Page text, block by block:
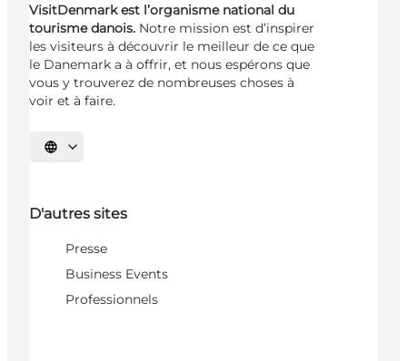
VisitDenmark est l’organisme national du
tourisme danois. Notre mission est d’inspirer
les visiteurs à découvrir le meilleur de ce que
le Danemark a à offrir, et nous espérons que
vous y trouverez de nombreuses choses à
voir et à faire.
Choisissez la langue
D'autres sites
Presse
Business Events
Professionnels